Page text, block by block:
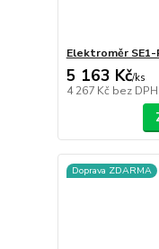
Elektroměr
5 163 Kč/ks
4 267 Kč bez DPH
Doprava ZDARMA